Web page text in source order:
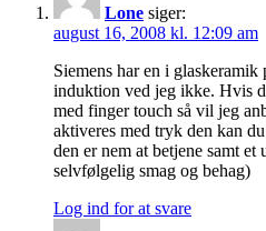
Lone siger:
august 16, 2008 kl. 12:09 am
Siemens har en i glaskeramik
induktion ved jeg ikke. Hvis
med finger touch så vil jeg
aktiveres med tryk den kan
den er nem at betjene samt
selvfølgelig smag og behag)
Log ind for at svare